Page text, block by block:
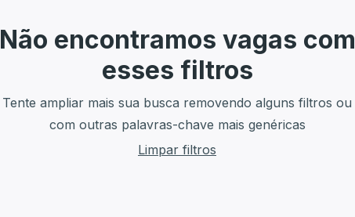
Não encontramos vagas com
esses filtros
Tente ampliar mais sua busca removendo alguns filtros ou
com outras palavras-chave mais genéricas
Limpar filtros